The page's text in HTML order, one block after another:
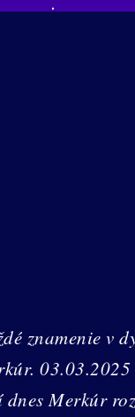
znamenie v
dnes Merkúr